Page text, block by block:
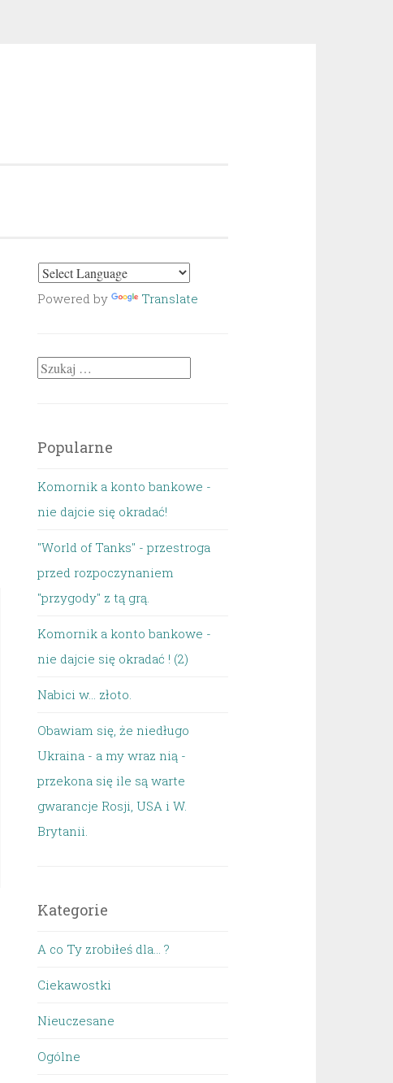
Powered by Translate
Szukaj:
Popularne
Komornik a konto bankowe -
nie dajcie się okradać!
"World of Tanks" - przestroga
przed rozpoczynaniem
"przygody" z tą grą.
Komornik a konto bankowe -
nie dajcie się okradać ! (2)
Nabici w... złoto.
Obawiam się, że niedługo
Ukraina - a my wraz nią -
przekona się ile są warte
gwarancje Rosji, USA i W.
Brytanii.
Kategorie
A co Ty zrobiłeś dla… ?
Ciekawostki
Nieuczesane
Ogólne